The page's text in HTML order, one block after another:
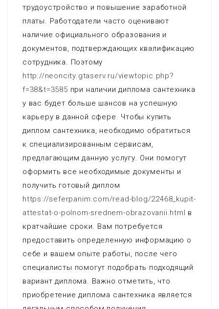
трудоустройство и повышение заработной
платы. Работодатели часто оценивают
наличие официального образования и
документов, подтверждающих квалификацию
сотрудника. Поэтому
http://neoncity.gtaserv.ru/viewtopic.php?
f=38&t=3585 при наличии диплома сантехника
у вас будет больше шансов на успешную
карьеру в данной сфере. Чтобы купить
диплом сантехника, необходимо обратиться
к специализированным сервисам,
предлагающим данную услугу. Они помогут
оформить все необходимые документы и
получить готовый диплом
https://seferpanim.com/read-blog/22468_kupit-
attestat-o-polnom-srednem-obrazovanii.html в
кратчайшие сроки. Вам потребуется
предоставить определенную информацию о
себе и вашем опыте работы, после чего
специалисты помогут подобрать подходящий
вариант диплома. Важно отметить, что
приобретение диплома сантехника является